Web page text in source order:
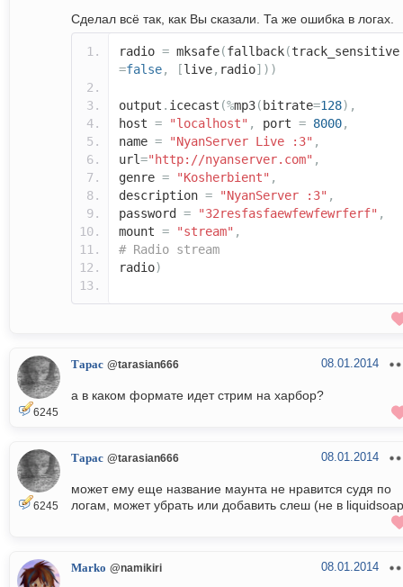
Сделал всё так, как Вы сказали. Та же ошибка в логах.
radio = mksafe(fallback(track_sensitive
=false, [live, radio]))
output . icecast (%mp3( bitrate=128),
host = "localhost" , port = 8000,
name = "NyanServer Live :3" ,
url="http://nyanserver.com" ,
genre = "Kosherbient" ,
description = "NyanServer :3" ,
password = "32resfasfaewfewfewrferf" ,
mount = "stream" ,
# Radio stream
radio)
6245
Тарас @tarasian666 08.01.2014
а в каком формате идет стрим на харбор?
6245
Тарас @tarasian666 08.01.2014
может ему еще название маунта не нравится судя по
логам, может убрать или добавить слеш (не в
Marko @namikiri 08.01.2014